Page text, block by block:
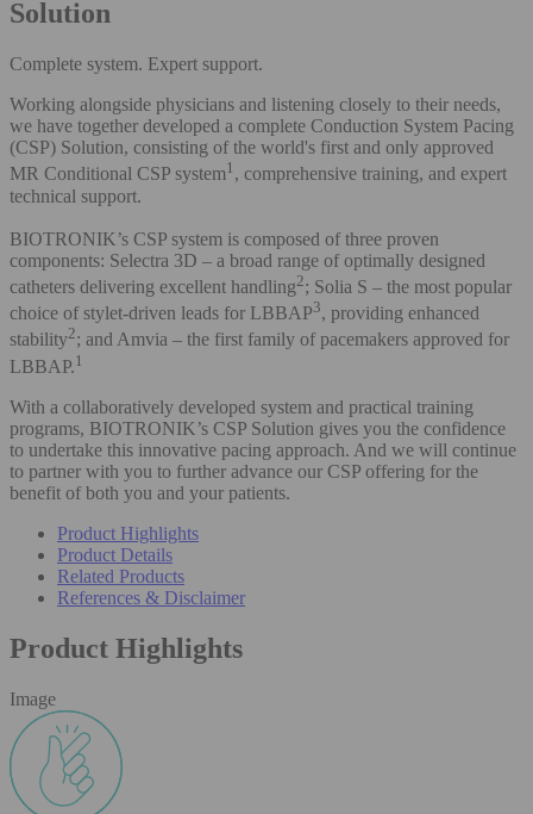
Solution
Complete system. Expert support.
Working alongside physicians and listening closely to their needs,
we have together developed a complete Conduction System Pacing
(CSP) Solution, consisting of the world's first and only approved
MR Conditional CSP system1 , comprehensive training, and expert
technical support.
BIOTRONIK’s CSP system is composed of three proven
components: Selectra 3D – a broad range of optimally designed
catheters delivering excellent handling2; Solia S – the most popular
choice of stylet-driven leads for LBBAP3, providing enhanced
stability2; and Amvia – the first family of pacemakers approved for
LBBAP.1
With a collaboratively developed system and practical training
programs, BIOTRONIK’s CSP Solution gives you the confidence
to undertake this innovative pacing approach. And we will continue
to partner with you to further advance our CSP offering for the
benefit of both you and your patients.
Product Highlights
Product Details
Related Products
References & Disclaimer
Product Highlights
Image